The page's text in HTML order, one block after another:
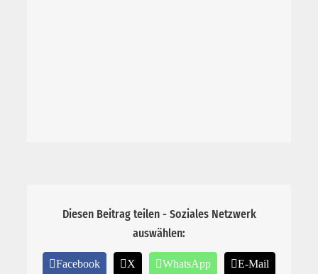
Diesen Beitrag teilen - Soziales Netzwerk
auswählen:
Facebook X WhatsApp E-Mail